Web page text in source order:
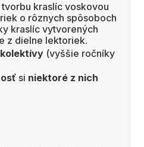
kraslíc voskovou
o rôznych spôsoboch
kraslíc vytvorených
z dielne lektoriek.
(vyššie ročníky
si niektoré z nich